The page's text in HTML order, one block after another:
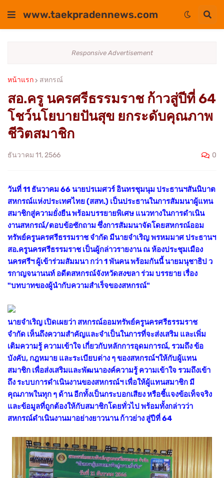
www.taekpradennews.com
Responsive Advertisement
หน้าแรก สหกรณ์
สอ.ครู นครศรีธรรมราช ก้าวสู่ปีที่ 64
โชว์นโยบายปันสุข ยกระดับคุณภาพ
ชีวิตสมาชิก
ธันวาคม 11, 2566 0
วันที่ 11 ธันวาคม 66 นายปรเมศวร์ อินทรชุมนุม ประธานฯสันนิบาต
สหกรณ์แห่งประเทศไทย (สสท.) เป็นประธานในการสัมมนาผู้แทน
สมาชิกสู่ความยั่งยืน พร้อมบรรยายพิเศษ แนวทางในการดำเนิน
งานสหกรณ์/ตอบข้อซักถาม ซึ่งการสัมมนาจัดโดยสหกรณ์ออม
ทรัพย์ครูนครศรีธรรมราช จำกัด มีนายจำเริญ พรหมมาศ ประธานฯ
สอ.ครูนครศรีธรรมราช เป็นผู้กล่าวรายงาน ณ ห้องประชุมเมือง
นครศรีฯ ผู้เข้าร่วมสัมมนา กว่า 1 พันคน พร้อมกันนี้ นายมนุชาธิป ว
รกาญจนานนท์ อดีตสหกรณ์จังหวัดสงขลา ร่วม บรรยาย เรื่อง
"บทบาทของผู้นำกับความสำเร็จของสหกรณ์"
นายจำเริญ เปิดเผยว่า สหกรณ์ออมทรัพย์ครูนครศรีธรรมราช
จำกัด เห็นถึงความสำคัญและจำเป็นในการที่จะส่งเสริม และเพิ่ม
เติมความรู้ ความเข้าใจ เกี่ยวกับหลักการอุดมการณ์, รวมถึง ข้อ
บังคับ, กฎหมาย และระเบียบต่าง ๆ ของสหกรณ์ฯให้กับผู้แทน
สมาชิก เพื่อส่งเสริมและพัฒนาองค์ความรู้ ความเข้าใจ รวมถึงเข้า
ถึง ระบบการดำเนินงานของสหกรณ์ฯ เพื่อให้ผู้แทนสมาชิก มี
คุณภาพในทุก ๆ ด้าน อีกทั้งเป็นกระบอกเสียง หรือชี้แจงข้อเท็จจริง
และข้อมูลที่ถูกต้องให้กับสมาชิกโดยทั่วไป พร้อมทั้งกล่าวว่า
สหกรณ์ดำเนินงานมาอย่างยาวนาน ก้าวย่าง สู่ปีที่ 64